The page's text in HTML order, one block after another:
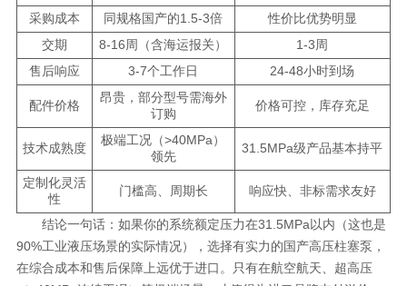
采购成本
同规格国产的1.5-3倍
性价比优势明显
交期
8-16周（含海运报关）
1-3周
售后响应
3-7个工作日 24-48小时到场
配件价格
昂贵，部分型号需海外
订购
价格可控，库存充足
技术成熟度
极端工况（>40MPa）
领先
31.5MPa级产品基本持平
定制化灵活
性
门槛高、周期长 响应快、非标需求友好
结论一句话：如果你的系统额定压力在31.5MPa以内（这也是
90%工业液压场景的实际情况），选择有实力的国产高压柱塞泵，
在综合成本和售后保障上远优于进口。只有在航空航天、超高压